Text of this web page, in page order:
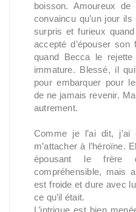
boisson. Amoureux
convaincu qu’un jour
surpris et furieux
accepté d’épouser son
quand Becca le
immature. Blessé, il
pour embarquer pour
de ne jamais revenir.
autrement.
Comme je l’ai dit,
m’attacher à l’héroïne.
épousant le frère
compréhensible, mais
est froide et dure avec
ce qu’il était.